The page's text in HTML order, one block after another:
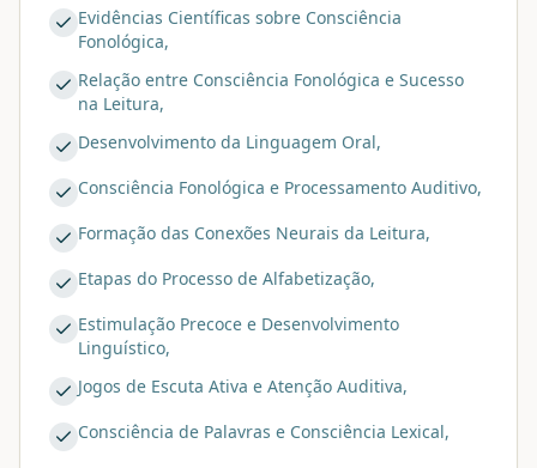
Evidências Científicas sobre Consciência
Fonológica,
Relação entre Consciência Fonológica e Sucesso
na Leitura,
Desenvolvimento da Linguagem Oral,
Consciência Fonológica e Processamento Auditivo,
Formação das Conexões Neurais da Leitura,
Etapas do Processo de Alfabetização,
Estimulação Precoce e Desenvolvimento
Linguístico,
Jogos de Escuta Ativa e Atenção Auditiva,
Consciência de Palavras e Consciência Lexical,